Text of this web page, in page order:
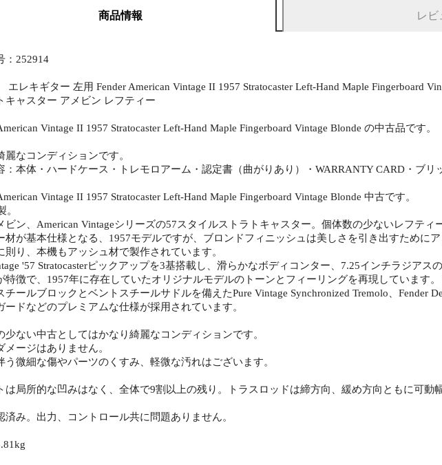
商品情報 レビ
：252914
エレキギター 左用 Fender American Vintage II 1957 Stratocaster Left-Hand Maple Fingerboard
キャスター アメビン レフティー
Vintage II 1957 Stratocaster Left-Hand Maple Fingerboard Vintage Blonde の中古品です。
麗なコンディションです。
：本体・ハードケース・トレモロアーム・認定書（曲がりあり）・WARRANTY CARD・ブリ
Vintage II 1957 Stratocaster Left-Hand Maple Fingerboard Vintage Blonde 中古です。
。
ビン、American Vintageシリーズの57スタイルストラトキャスター。個体数の少ないレフティ
材が基本仕様となる、1957モデルですが、ブロンドフィニッシュは美しさを引き出すために
則り、本機もアッシュ材で製作されています。
'57 Stratocasterピックアップを3基搭載し、滑らかなボディコンター、7.25インチラジアス
特徴で、1957年に存在していたオリジナルモデルのトーンとフィーリングを再現しています
チールブロックとベントスチールサドルを備えたPure Vintage Synchronized Tremolo、Fender
ードなどのプレミアムな仕様が採用されています。
少ない中古としてはかなり綺麗なコンディションです。
メージはありません。
う微細な傷やパーツのくすみ、軽微な汚れはございます。
は局所的な凹みはなく、全体で9割以上の残り。トラスロッドは締方向、緩め方向ともに可動
済み。出力、コントロール共に問題ありません。